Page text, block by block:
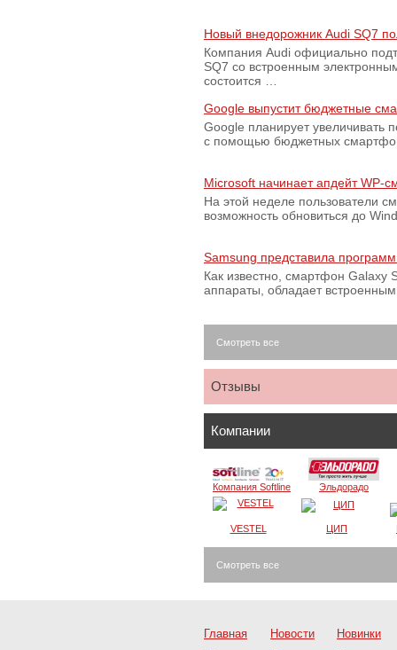
Новый внедорожник Audi SQ7
Компания Audi официально
SQ7 со встроенным
состоится …
Google выпустит бюджетные
Google планирует увеличивать
с помощью бюджетных
Microsoft начинает апдейт WP-
На этой неделе пользователи
возможность обновиться до
Samsung представила
Как известно, смартфон Galaxy
аппараты, обладает
Смотреть все
Отзывы
Компании
Компания Softline Эльдорадо
VESTEL ЦИП
Смотреть все
Главная Новости
Новинки